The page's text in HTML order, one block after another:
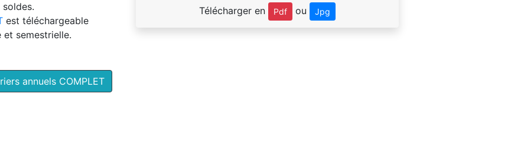
est téléchargeable
et semestrielle.
annuels COMPLET
Télécharger en Pdf ou Jpg